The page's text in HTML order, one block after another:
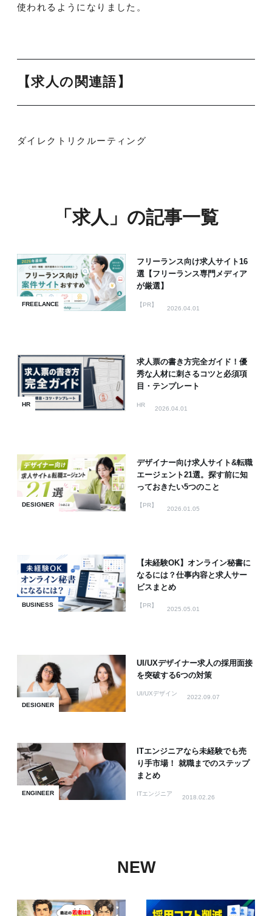
使われるようになりました。
【求人の関連語】
ダイレクトリクルーティング
「求人」の記事一覧
FREELANCE
フリーランス向け求人サイト16
選【フリーランス専門メディア
が厳選】
【PR】
2026.04.01
HR
求人票の書き方完全ガイド！優
秀な人材に刺さるコツと必須項
目・テンプレート
HR
2026.04.01
DESIGNER
デザイナー向け求人サイト&転職
エージェント21選。探す前に知
っておきたい5つのこと
【PR】
2026.01.05
BUSINESS
【未経験OK】オンライン秘書に
なるには？仕事内容と求人サー
ビスまとめ
【PR】
2025.05.01
DESIGNER
UI/UXデザイナー求人の採用面接
を突破する6つの対策
UI/UXデザイン
2022.09.07
ENGINEER
ITエンジニアなら未経験でも売
り手市場！ 就職までのステップ
まとめ
ITエンジニア
2018.02.26
NEW